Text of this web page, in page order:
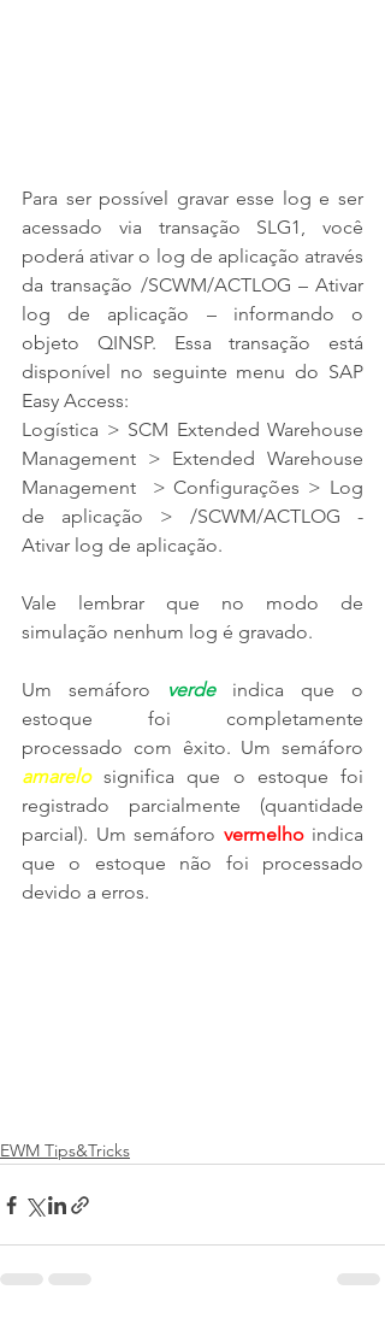
Para ser possível gravar esse log e ser
acessado via transação SLG1, você
poderá ativar o log de aplicação através
da transação /SCWM/ACTLOG – Ativar
log de aplicação – informando o
objeto QINSP. Essa transação está
disponível no seguinte menu do SAP
Easy Access:
Logística > SCM Extended Warehouse
Management > Extended Warehouse
Management  > Configurações > Log
de aplicação > /SCWM/ACTLOG -
Ativar log de aplicação.
Vale lembrar que no modo de
simulação nenhum log é gravado.
Um semáforo verde indica que o
estoque foi completamente
amarelo significa que o estoque foi
registrado parcialmente (quantidade
parcial). Um semáforo vermelho indica
que o estoque não foi processado
devido a erros.
EWM Tips&Tricks